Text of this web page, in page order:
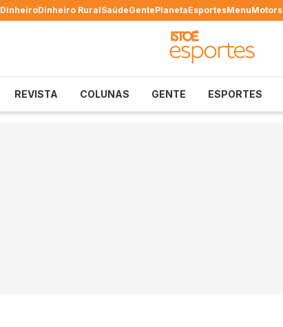
DinheiroDinheiro RuralSaúdeGentePlanetaEsportesMenu
REVISTA COLUNAS GENTE ESPORTES